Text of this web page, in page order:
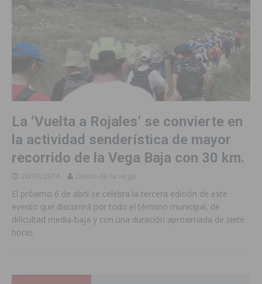
La ‘Vuelta a Rojales’ se convierte en
la actividad senderística de mayor
recorrido de la Vega Baja con 30 km.
20/03/2014 Diario de la vega
El próximo 6 de abril se celebra la tercera edición de este
evento que discurrirá por todo el término municipal, de
dificultad media-baja y con una duración aproximada de siete
horas